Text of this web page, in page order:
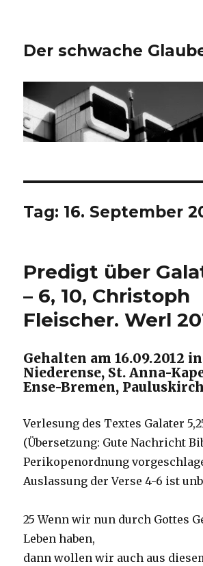
Der schwache
Tag: 16. September
Predigt über
– 6, 10, Christoph
Fleischer. Werl
Gehalten am 16.09.2012
Niederense, St. Anna-
Ense-Bremen,
Verlesung des Textes Galater
(Übersetzung: Gute Nachricht
Perikopenordnung
Auslassung der Verse 4-6 ist
25 Wenn wir nun durch Gottes
Leben haben,
dann wollen wir auch aus